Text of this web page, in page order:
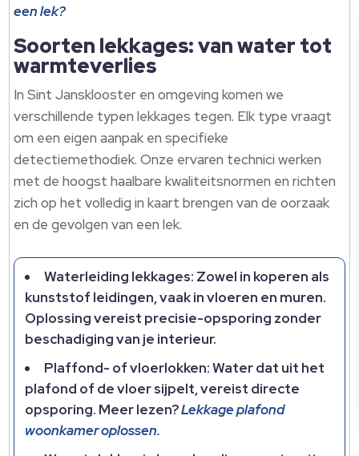
een lek?
Soorten lekkages: van water tot
warmteverlies
In Sint Jansklooster en omgeving komen we
verschillende typen lekkages tegen.​ Elk type vraagt
om een eigen aanpak en specifieke
detectiemethodiek.​ Onze ervaren technici werken
met de hoogst haalbare kwaliteitsnormen en richten
zich op het volledig in kaart brengen van de oorzaak
en de gevolgen van een lek.​
Waterleiding lekkages: Zowel in koperen als
kunststof leidingen, vaak in vloeren en muren.​
Oplossing vereist precisie-opsporing zonder
beschadiging van je interieur.​
Plaffond- of vloerlokken: Water dat uit het
plafond of de vloer sijpelt, vereist directe
opsporing.​ Meer lezen?Lekkage plafond
woonkamer oplossen.​